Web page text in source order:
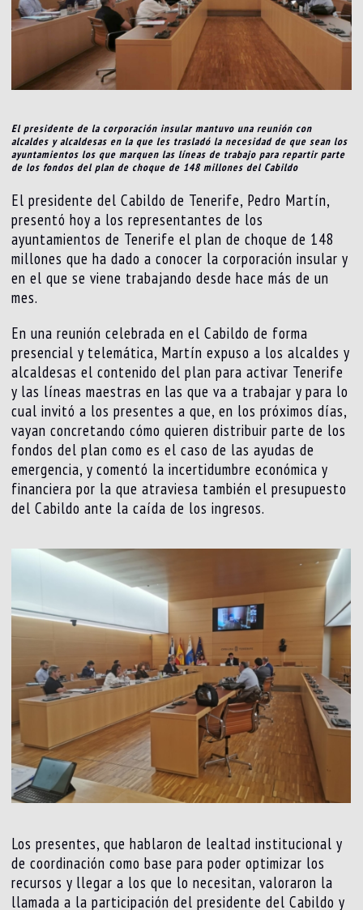
El presidente de la corporación insular mantuvo una reunión con
alcaldes y alcaldesas en la que les trasladó la necesidad de que sean los
ayuntamientos los que marquen las líneas de trabajo para repartir parte
de los fondos del plan de choque de 148 millones del Cabildo
El presidente del Cabildo de Tenerife, Pedro Martín,
presentó hoy a los representantes de los
ayuntamientos de Tenerife el plan de choque de 148
millones que ha dado a conocer la corporación insular y
en el que se viene trabajando desde hace más de un
mes.
En una reunión celebrada en el Cabildo de forma
presencial y telemática, Martín expuso a los alcaldes y
alcaldesas el contenido del plan para activar Tenerife
y las líneas maestras en las que va a trabajar y para lo
cual invitó a los presentes a que, en los próximos días,
vayan concretando cómo quieren distribuir parte de los
fondos del plan como es el caso de las ayudas de
emergencia, y comentó la incertidumbre económica y
financiera por la que atraviesa también el presupuesto
del Cabildo ante la caída de los ingresos.
Los presentes, que hablaron de lealtad institucional y
de coordinación como base para poder optimizar los
recursos y llegar a los que lo necesitan, valoraron la
llamada a la participación del presidente del Cabildo y